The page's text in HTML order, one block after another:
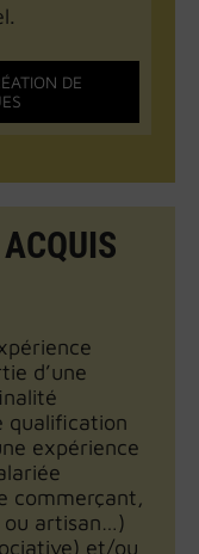
DE
d’une
qualification
expérience
commerçant,
ou artisan…)
et/ou